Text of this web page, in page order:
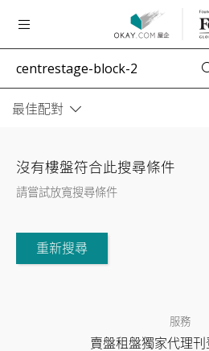
最佳配對
沒有樓盤符合此搜尋條件
請嘗試放寬搜尋條件
重新搜尋
服務
賣盤租盤獨家代理刊